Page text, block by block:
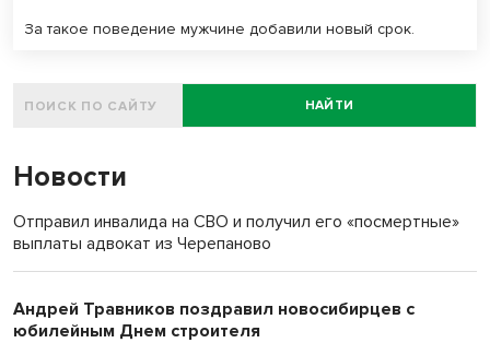
За такое поведение мужчине добавили новый срок.
НАЙТИ
Новости
Отправил инвалида на СВО и получил его «посмертные»
выплаты адвокат из Черепаново
Андрей Травников поздравил новосибирцев с
юбилейным Днем строителя